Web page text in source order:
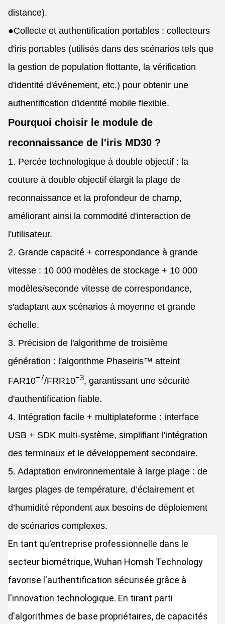
distance).
●Collecte et authentification portables : collecteurs
d'iris portables (utilisés dans des scénarios tels que
la gestion de population flottante, la vérification
d'identité d'événement, etc.) pour obtenir une
authentification d'identité mobile flexible.
Pourquoi choisir le module de
reconnaissance de l'iris MD30 ?
1. Percée technologique à double objectif : la
couture à double objectif élargit la plage de
reconnaissance et la profondeur de champ,
améliorant ainsi la commodité d'interaction de
l'utilisateur.
2. Grande capacité + correspondance à grande
vitesse : 10 000 modèles de stockage + 10 000
modèles/seconde vitesse de correspondance,
s'adaptant aux scénarios à moyenne et grande
échelle.
3. Précision de l'algorithme de troisième
génération : l'algorithme Phaseiris™ atteint
FAR10−7/FRR10−3, garantissant une sécurité
d'authentification fiable.
4. Intégration facile + multiplateforme : interface
USB + SDK multi-système, simplifiant l'intégration
des terminaux et le développement secondaire.
5. Adaptation environnementale à large plage : de
larges plages de température, d’éclairement et
d’humidité répondent aux besoins de déploiement
de scénarios complexes.
En tant qu'entreprise professionnelle dans le
secteur biométrique, Wuhan Homsh Technology
favorise l'authentification sécurisée grâce à
l'innovation technologique. En tirant parti
d'algorithmes de base propriétaires, de capacités